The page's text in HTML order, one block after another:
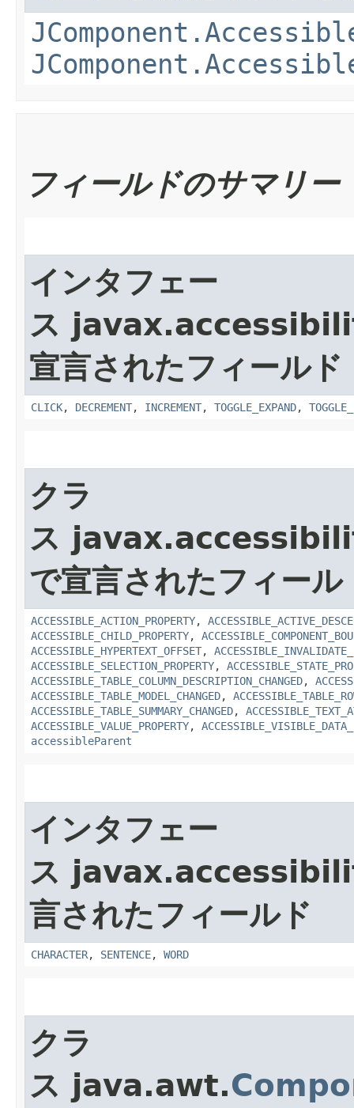
フィールドのサマリー
インタフェー
ス
宣言されたフィールド
CLICK, DECREMENT, INCREMENT, TOGGLE_EXPAND,
クラ
ス
で宣言されたフィール
ACCESSIBLE_ACTION_PROPERTY,
ACCESSIBLE_CHILD_PROPERTY,
ACCESSIBLE_HYPERTEXT_OFFSET,
ACCESSIBLE_SELECTION_PROPERTY,
ACCESSIBLE_TABLE_COLUMN_DESCRIPTION_CHANGED,
ACCESSIBLE_TABLE_MODEL_CHANGED,
ACCESSIBLE_TABLE_SUMMARY_CHANGED,
ACCESSIBLE_VALUE_PROPERTY,
accessibleParent
インタフェー
ス
言されたフィールド
CHARACTER, SENTENCE, WORD
クラ
ス java.awt.